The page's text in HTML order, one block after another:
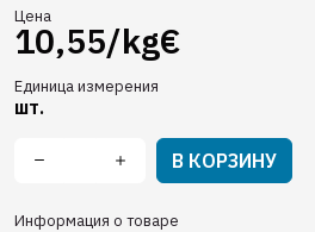
Цена
10,55/kg€
Единица измерения
шт.
В КОРЗИНУ
Информация о товаре